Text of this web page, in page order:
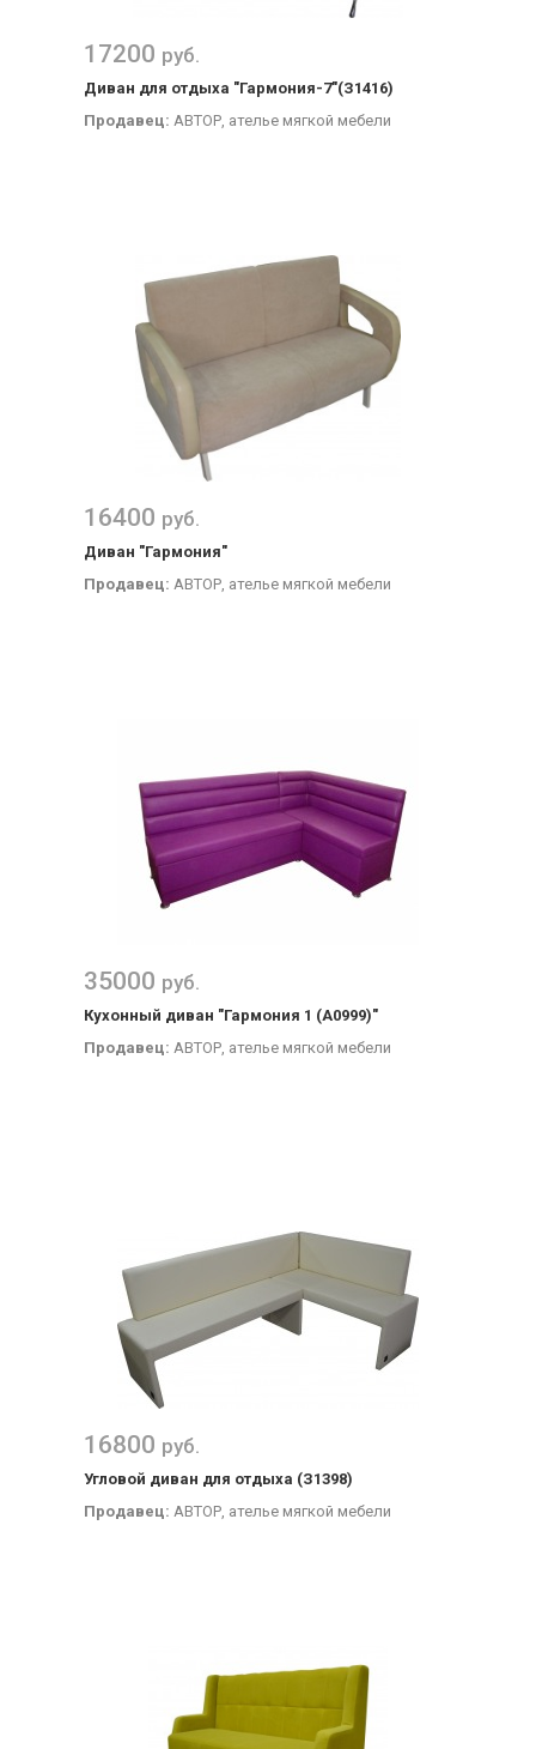
17200 руб.
Диван для отдыха "Гармония-7"(З1416)
Продавец: АВТОР, ателье мягкой мебели
16400 руб.
Диван "Гармония"
Продавец: АВТОР, ателье мягкой мебели
35000 руб.
Кухонный диван "Гармония 1 (А0999)"
Продавец: АВТОР, ателье мягкой мебели
16800 руб.
Угловой диван для отдыха (З1398)
Продавец: АВТОР, ателье мягкой мебели